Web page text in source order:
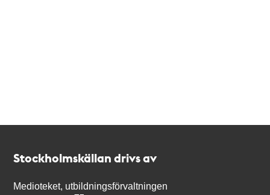
Stockholmskällan drivs av
Medioteket, utbildningsförvaltningen